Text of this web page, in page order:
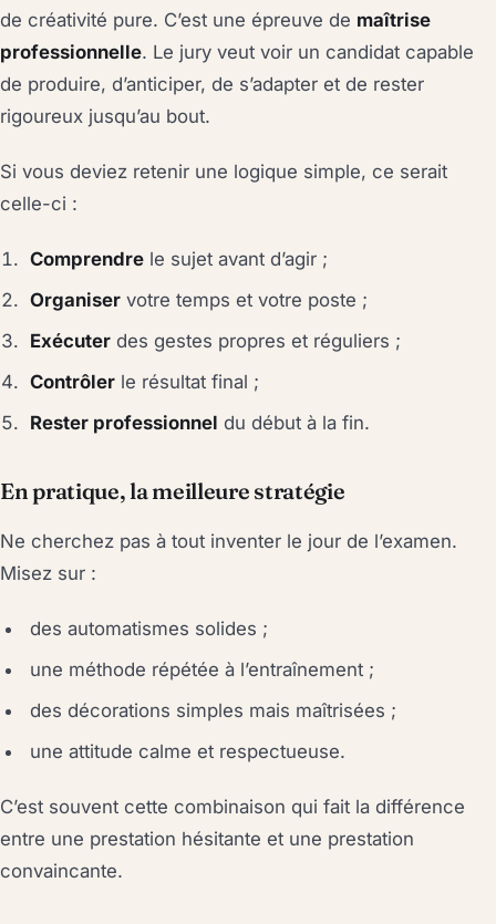
de créativité pure. C’est une épreuve de maîtrise
professionnelle. Le jury veut voir un candidat capable
de produire, d’anticiper, de s’adapter et de rester
rigoureux jusqu’au bout.
Si vous deviez retenir une logique simple, ce serait
celle-ci :
Comprendre le sujet avant d’agir ;
Organiser votre temps et votre poste ;
Exécuter des gestes propres et réguliers ;
Contrôler le résultat final ;
Rester professionnel du début à la fin.
En pratique, la meilleure stratégie
Ne cherchez pas à tout inventer le jour de l’examen.
Misez sur :
des automatismes solides ;
une méthode répétée à l’entraînement ;
des décorations simples mais maîtrisées ;
une attitude calme et respectueuse.
C’est souvent cette combinaison qui fait la différence
entre une prestation hésitante et une prestation
convaincante.